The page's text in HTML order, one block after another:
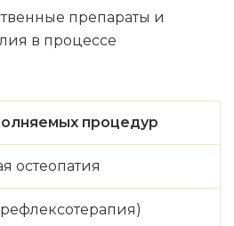
препараты и
в процессе
процедур
остеопатия